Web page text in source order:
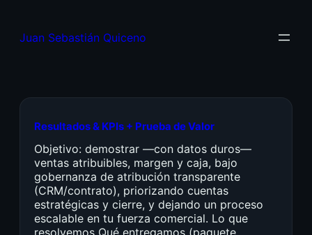
Juan Sebastián Quiceno
Resultados & KPIs + Prueba de Valor
Objetivo: demostrar —con datos duros—
ventas atribuibles, margen y caja, bajo
gobernanza de atribución transparente
(CRM/contrato), priorizando cuentas
estratégicas y cierre, y dejando un proceso
escalable en tu fuerza comercial. Lo que
resolvemos Qué entregamos (paquete